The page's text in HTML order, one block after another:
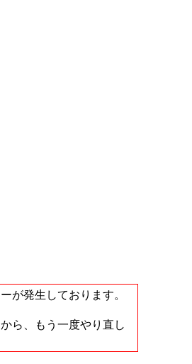
が発生しております。
ら、もう一度やり直し